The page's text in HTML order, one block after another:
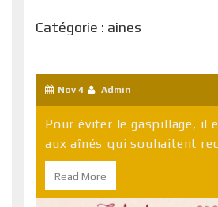
Catégorie : aines
Nov 4 Admin
Pour éviter le gaspillage, il
aux aînés qui souhaitent
Read More